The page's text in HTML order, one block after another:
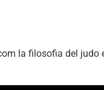
la filosofia del